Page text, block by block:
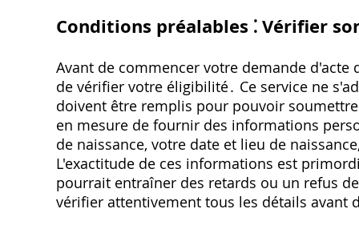
Conditions préalables ⁚ Vérifier
Avant de commencer votre demande d'acte
de vérifier votre éligibilité․ Ce service ne
doivent être remplis pour pouvoir
en mesure de fournir des informations
de naissance, votre date et lieu de
L'exactitude de ces informations est
pourrait entraîner des retards ou un refus
vérifier attentivement tous les détails avant